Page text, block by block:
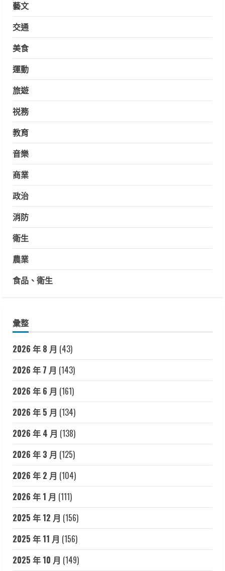
藝文
交通
美食
運動
旅遊
祱務
教育
音樂
商業
政治
消防
衛生
農業
食品、衛生
彙整
2026 年 8 月 (43)
2026 年 7 月 (143)
2026 年 6 月 (161)
2026 年 5 月 (134)
2026 年 4 月 (138)
2026 年 3 月 (125)
2026 年 2 月 (104)
2026 年 1 月 (111)
2025 年 12 月 (156)
2025 年 11 月 (156)
2025 年 10 月 (149)